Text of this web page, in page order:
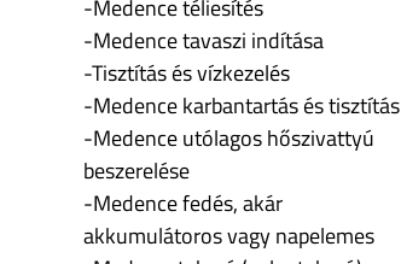
-Medence téliesítés
-Medence tavaszi indítása
-Tisztítás és vízkezelés
-Medence karbantartás és tisztítás
-Medence utólagos hőszivattyú
beszerelése
-Medence fedés, akár
akkumulátoros vagy napelemes